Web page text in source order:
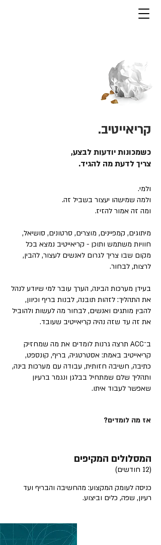
קריאייטיב.
כשמכונות יודעות לבצע,
צריך לדעת מה להגיד.
ולמי.
ולמה שמישהו יעצור בשביל זה.
ומה זה אמור להזיז.
מיתוגים, קמפיינים, מוצרים, סרטונים, סושיאל,
חוויות משתמש ותוכן - קריאייטיב נמצא בכל
מקום שבו צריך לגרום לאנשים לעצור, להבין,
לרצות, לבחור.
בעידן מערכות הבינה, הערך עובר למי שיודע לנהל
את התהליך: לזהות תובנה, לבנות בריף וכיוון,
להבין מותגים ואנשים, לבחור מה לעשות ולהוביל
את זה עד שזה נהיה קריאייטיב שעובד.
ב־ACC תרצה גרנות לומדים את מה שמחזיק
קריאייטיב באמת: אסטרטגיה, בריף, קונספט,
כתיבה, חשיבה חזותית, עבודה עם מערכות בינה,
ותהליך שלם שמתחיל בבלגן ונגמר ברעיון
שאפשר לעבוד איתו.
אז מה לומדים?
המסלולים המקיפים
(12 חודשים)
כניסה לעומק המקצוע: מהחשיבה והבריף ועד
רעיון, שפה, כלים וביצוע.